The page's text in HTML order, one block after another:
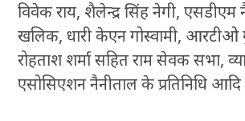
विवेक राय, शैलेन्द्र सिंह नेगी, एसडीएम
खलिक, धारी केएन गोस्वामी,
रोहताश शर्मा सहित राम सेवक सभा,
एसोसिएशन नैनीताल के प्रतिनिधि आदि